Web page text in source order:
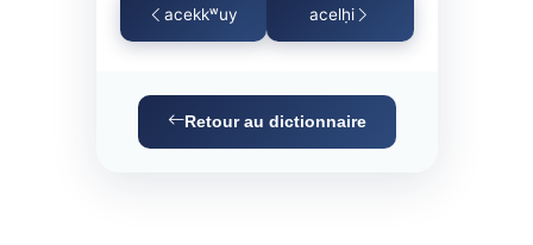
acekkʷuy acelḥi
Retour au dictionnaire